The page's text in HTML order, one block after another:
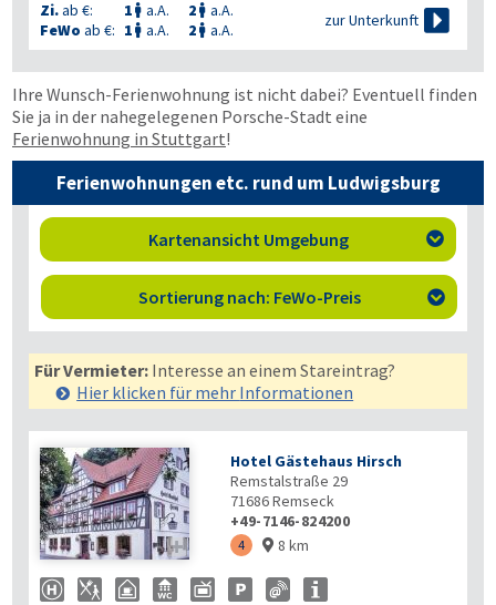
Zi.ab €: 1  a.A. 2  a.A.
FeWo ab €: 1  a.A. 2  a.A.
zur Unterkunft 
Ihre Wunsch-Ferienwohnung ist nicht dabei? Eventuell finden
Sie ja in der nahegelegenen Porsche-Stadt eine
Ferienwohnung in Stuttgart!
Ferienwohnungen etc. rund um Ludwigsburg
Kartenansicht Umgebung 
Sortierung nach: FeWo-Preis 
Für Vermieter: Interesse an einem Stareintrag?
Hier klicken für mehr Informationen

Hotel Gästehaus Hirsch
Remstalstraße 29
71686Remseck
+49-7146-824200
4  8 km